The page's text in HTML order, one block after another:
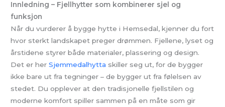
Innledning – Fjellhytter som kombinerer sjel og
funksjon
Når du vurderer å bygge hytte i Hemsedal, kjenner du fort
hvor sterkt landskapet preger drømmen. Fjellene, lyset og
årstidene styrer både materialer, plassering og design.
Det er herSjemmedalhytta skiller seg ut, for de bygger
ikke bare ut fra tegninger – de bygger ut fra følelsen av
stedet. Du opplever at den tradisjonelle fjellstilen og
moderne komfort spiller sammen på en måte som gir